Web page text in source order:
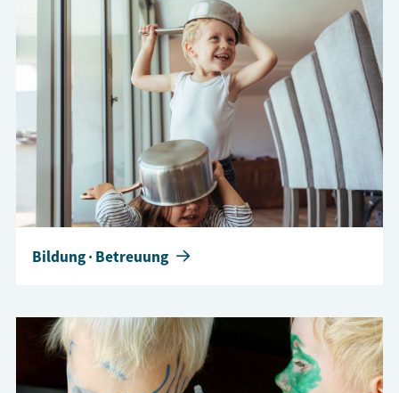
Bildung · Betreuung